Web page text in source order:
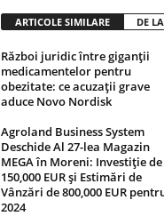
ARTICOLE SIMILARE DE
Război juridic între giganții
medicamentelor pentru
obezitate: ce acuzații grave
aduce Novo Nordisk
Agroland Business System
Deschide Al 27-lea Magazin
MEGA în Moreni: Investiție de
150,000 EUR și Estimări de
Vânzări de 800,000 EUR
2024